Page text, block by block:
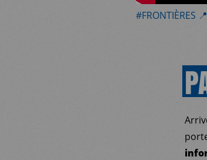
#FRONTIÈRES